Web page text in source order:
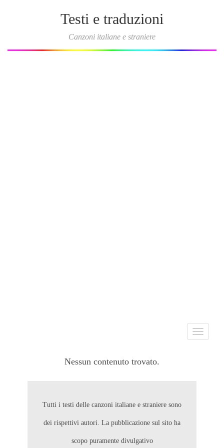
Testi e traduzioni
Canzoni italiane e straniere
Toggle
Nessun contenuto trovato.
Tutti i testi delle canzoni italiane e straniere sono
dei rispettivi autori. La pubblicazione sul sito ha
scopo puramente divulgativo